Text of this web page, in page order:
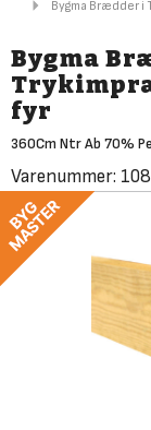
Bygma Brædder
Bygma
fyr
360Cm Ntr Ab 70%
Varenummer: